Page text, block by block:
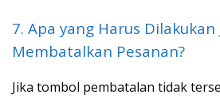
7. Apa yang Harus Dilakukan
Membatalkan Pesanan?
Jika tombol pembatalan tidak